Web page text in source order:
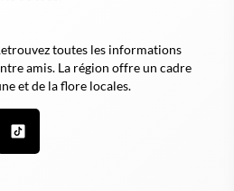
toutes les informations
amis. La région offre un cadre
et de la flore locales.